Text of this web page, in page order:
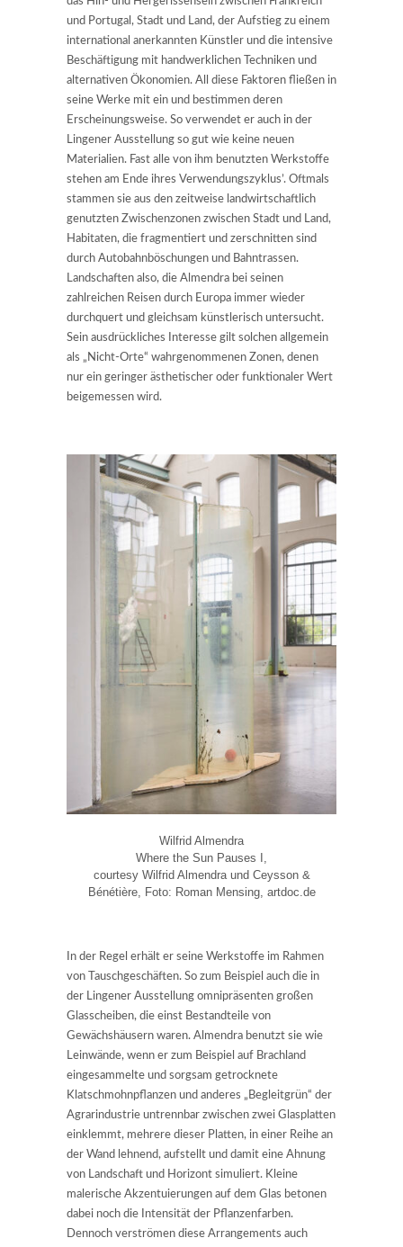
und Portugal, Stadt und Land, der Aufstieg zu einem
international anerkannten Künstler und die intensive
Beschäftigung mit handwerklichen Techniken und
alternativen Ökonomien. All diese Faktoren fließen in
seine Werke mit ein und bestimmen deren
Erscheinungsweise. So verwendet er auch in der
Lingener Ausstellung so gut wie keine neuen
Materialien. Fast alle von ihm benutzten Werkstoffe
stehen am Ende ihres Verwendungszyklus’. Oftmals
stammen sie aus den zeitweise landwirtschaftlich
genutzten Zwischenzonen zwischen Stadt und Land,
Habitaten, die fragmentiert und zerschnitten sind
durch Autobahnböschungen und Bahntrassen.
Landschaften also, die Almendra bei seinen
zahlreichen Reisen durch Europa immer wieder
durchquert und gleichsam künstlerisch untersucht.
Sein ausdrückliches Interesse gilt solchen allgemein
als „Nicht-Orte“ wahrgenommenen Zonen, denen
nur ein geringer ästhetischer oder funktionaler Wert
beigemessen wird.
Wilfrid Almendra
Where the Sun Pauses I,
courtesy Wilfrid Almendra und Ceysson &
Bénétière, Foto: Roman Mensing, artdoc.de
In der Regel erhält er seine Werkstoffe im Rahmen
von Tauschgeschäften. So zum Beispiel auch die in
der Lingener Ausstellung omnipräsenten großen
Glasscheiben, die einst Bestandteile von
Gewächshäusern waren. Almendra benutzt sie wie
Leinwände, wenn er zum Beispiel auf Brachland
eingesammelte und sorgsam getrocknete
Klatschmohnpflanzen und anderes „Begleitgrün“ der
Agrarindustrie untrennbar zwischen zwei Glasplatten
einklemmt, mehrere dieser Platten, in einer Reihe an
der Wand lehnend, aufstellt und damit eine Ahnung
von Landschaft und Horizont simuliert. Kleine
malerische Akzentuierungen auf dem Glas betonen
dabei noch die Intensität der Pflanzenfarben.
Dennoch verströmen diese Arrangements auch